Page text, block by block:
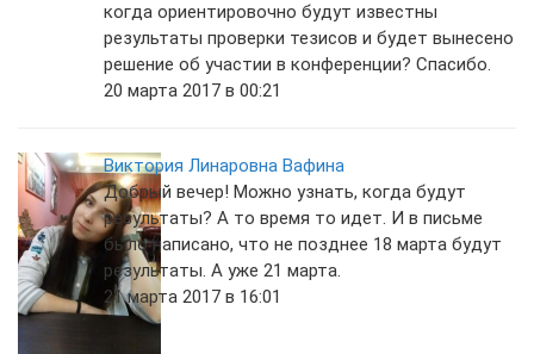
когда ориентировочно будут известны
результаты проверки тезисов и будет вынесено
решение об участии в конференции? Спасибо.
20 марта 2017 в 00:21
Виктория Линаровна Вафина
Добрый вечер! Можно узнать, когда будут
результаты? А то время то идет. И в письме
было написано, что не позднее 18 марта будут
результаты. А уже 21 марта.
21 марта 2017 в 16:01